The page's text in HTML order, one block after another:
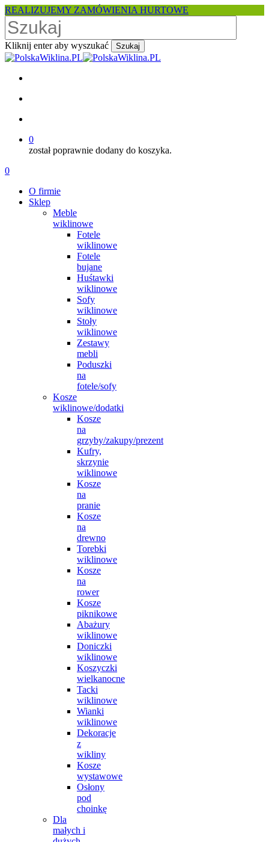
Skip
to
main
content
REALIZUJEMY ZAMÓWIENIA HURTOWE
Kliknij enter aby wyszukać Szukaj
Close
0
został poprawnie dodany do koszyka.
Menu
search
account
0
O firmie
Sklep
Meble
wiklinowe
Fotele
wiklinowe
Fotele
bujane
Huśtawki
wiklinowe
Sofy
wiklinowe
Stoły
wiklinowe
Zestawy
mebli
Poduszki
na
fotele/sofy
Kosze
wiklinowe/dodatki
Kosze
na
grzyby/zakupy/prezent
Kufry,
skrzynie
wiklinowe
Kosze
na
pranie
Kosze
na
drewno
Torebki
wiklinowe
Kosze
na
rower
Kosze
piknikowe
Abażury
wiklinowe
Doniczki
wiklinowe
Koszyczki
wielkanocne
Tacki
wiklinowe
Wianki
wiklinowe
Dekoracje
z
wikliny
Kosze
wystawowe
Osłony
pod
choinkę
Dla
małych i